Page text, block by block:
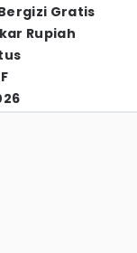
Gratis
Rupiah